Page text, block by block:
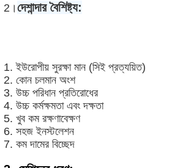
2। দেশান্দার বৈশিষ্ট্য:
1. ইউরোপীয় সুরক্ষা মান (সিই প্রত্যয়িত)
2. কোন চলমান অংশ
3. উচ্চ পরিধান প্রতিরোধের
4. উচ্চ কর্মক্ষমতা এবং দক্ষতা
5. খুব কম রক্ষণাবেক্ষণ
6. সহজ ইনস্টলেশন
7. কম দামের বিচ্ছেদ